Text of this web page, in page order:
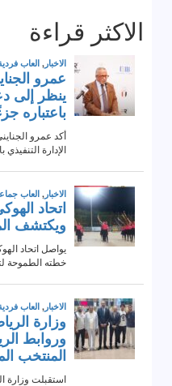
الاكثر قراءة